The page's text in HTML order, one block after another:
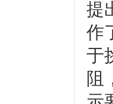
提
作
于
阻